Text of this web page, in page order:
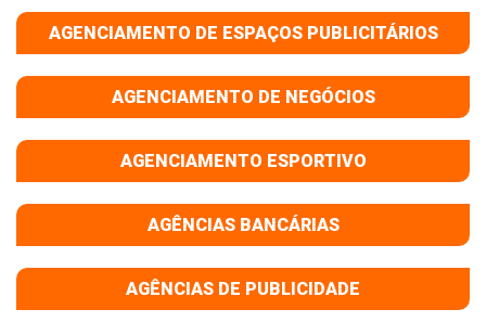
AGENCIAMENTO DE ESPAÇOS PUBLICITÁRIOS
AGENCIAMENTO DE NEGÓCIOS
AGENCIAMENTO ESPORTIVO
AGÊNCIAS BANCÁRIAS
AGÊNCIAS DE PUBLICIDADE